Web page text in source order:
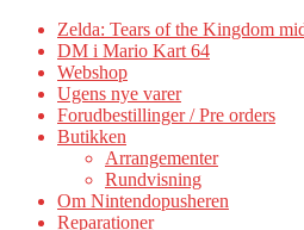
Zelda: Tears of the Kingdom
DM i Mario Kart 64
Webshop
Ugens nye varer
Forudbestillinger / Pre orders
Butikken
Arrangementer
Rundvisning
Om Nintendopusheren
Reparationer